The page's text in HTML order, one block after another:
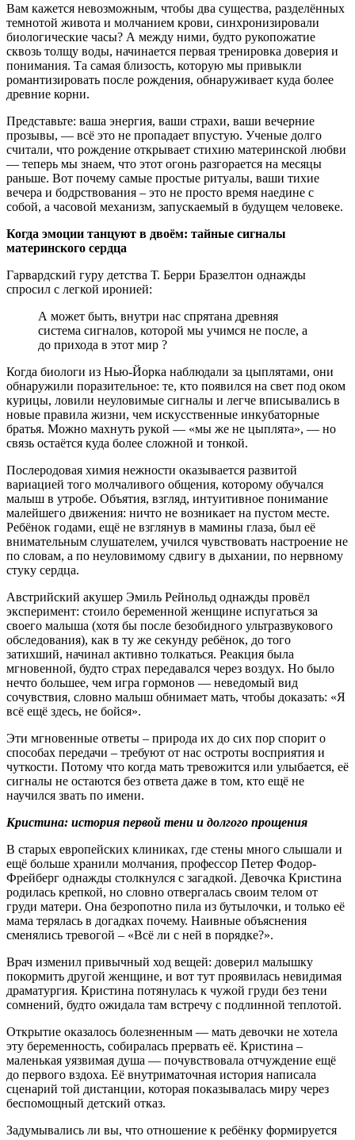
Вам кажется невозможным, чтобы два существа, разделённых
темнотой живота и молчанием крови, синхронизировали
биологические часы? А между ними, будто рукопожатие
сквозь толщу воды, начинается первая тренировка доверия и
понимания. Та самая близость, которую мы привыкли
романтизировать после рождения, обнаруживает куда более
древние корни.
Представьте: ваша энергия, ваши страхи, ваши вечерние
прозывы, — всё это не пропадает впустую. Ученые долго
считали, что рождение открывает стихию материнской любви
— теперь мы знаем, что этот огонь разгорается на месяцы
раньше. Вот почему самые простые ритуалы, ваши тихие
вечера и бодрствования – это не просто время наедине с
собой, а часовой механизм, запускаемый в будущем человеке.
Когда эмоции танцуют в двоём: тайные сигналы
материнского сердца
Гарвардский гуру детства Т. Берри Бразелтон однажды
спросил с легкой иронией:
А может быть, внутри нас спрятана древняя
система сигналов, которой мы учимся не после, а
до прихода в этот мир ?
Когда биологи из Нью-Йорка наблюдали за цыплятами, они
обнаружили поразительное: те, кто появился на свет под оком
курицы, ловили неуловимые сигналы и легче вписывались в
новые правила жизни, чем искусственные инкубаторные
братья. Можно махнуть рукой — «мы же не цыплята», — но
связь остаётся куда более сложной и тонкой.
Послеродовая химия нежности оказывается развитой
вариацией того молчаливого общения, которому обучался
малыш в утробе. Объятия, взгляд, интуитивное понимание
малейшего движения: ничто не возникает на пустом месте.
Ребёнок годами, ещё не взглянув в мамины глаза, был её
внимательным слушателем, учился чувствовать настроение не
по словам, а по неуловимому сдвигу в дыхании, по нервному
стуку сердца.
Австрийский акушер Эмиль Рейнольд однажды провёл
эксперимент: стоило беременной женщине испугаться за
своего малыша (хотя бы после безобидного ультразвукового
обследования), как в ту же секунду ребёнок, до того
затихший, начинал активно толкаться. Реакция была
мгновенной, будто страх передавался через воздух. Но было
нечто большее, чем игра гормонов — неведомый вид
сочувствия, словно малыш обнимает мать, чтобы доказать: «Я
всё ещё здесь, не бойся».
Эти мгновенные ответы – природа их до сих пор спорит о
способах передачи – требуют от нас остроты восприятия и
чуткости. Потому что когда мать тревожится или улыбается, её
сигналы не остаются без ответа даже в том, кто ещё не
научился звать по имени.
Кристина: история первой тени и долгого прощения
В старых европейских клиниках, где стены много слышали и
ещё больше хранили молчания, профессор Петер Фодор-
Фрейберг однажды столкнулся с загадкой. Девочка Кристина
родилась крепкой, но словно отвергалась своим телом от
груди матери. Она безропотно пила из бутылочки, и только её
мама терялась в догадках почему. Наивные объяснения
сменялись тревогой – «Всё ли с ней в порядке?».
Врач изменил привычный ход вещей: доверил малышку
покормить другой женщине, и вот тут проявилась невидимая
драматургия. Кристина потянулась к чужой груди без тени
сомнений, будто ожидала там встречу с подлинной теплотой.
Открытие оказалось болезненным — мать девочки не хотела
эту беременность, собиралась прервать её. Кристина –
маленькая уязвимая душа — почувствовала отчуждение ещё
до первого вздоха. Её внутриматочная история написала
сценарий той дистанции, которая показывалась миру через
беспомощный детский отказ.
Задумывались ли вы, что отношение к ребёнку формируется